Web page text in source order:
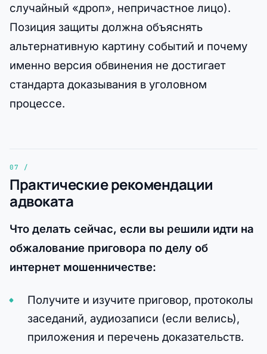
случайный «дроп», непричастное лицо).
Позиция защиты должна объяснять
альтернативную картину событий и почему
именно версия обвинения не достигает
стандарта доказывания в уголовном
процессе.
Практические рекомендации
адвоката
Что делать сейчас, если вы решили идти на
обжалование приговора по делу об
интернет мошенничестве:
Получите и изучите приговор, протоколы
заседаний, аудиозаписи (если велись),
приложения и перечень доказательств.